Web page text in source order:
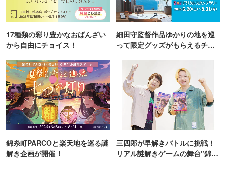
17種類の彩り豊かなおばんざい
から自由にチョイス！
細田守監督作品ゆかりの地を巡
って限定グッズがもらえるチャ
錦糸町PARCOと楽天地を巡る謎
解き企画が開催！
三四郎が早解きバトルに挑戦！
リアル謎解きゲームの舞台"錦糸